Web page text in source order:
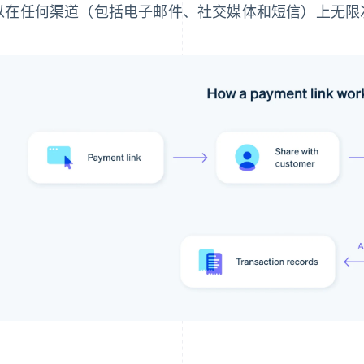
在任何渠道（包括电子邮件、社交媒体和短信）上无